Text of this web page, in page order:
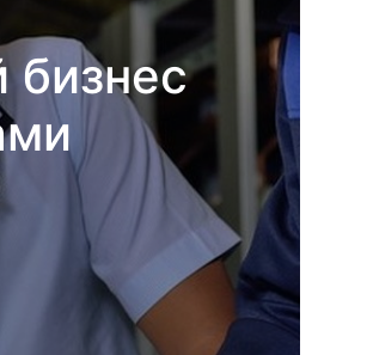
бизнес